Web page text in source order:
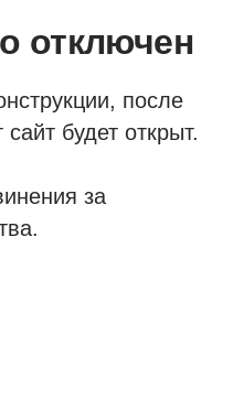
отключен
после
будет открыт.
за